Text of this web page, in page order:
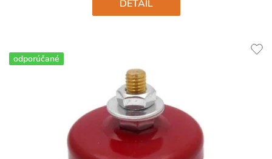
DETAIL
odporúčané